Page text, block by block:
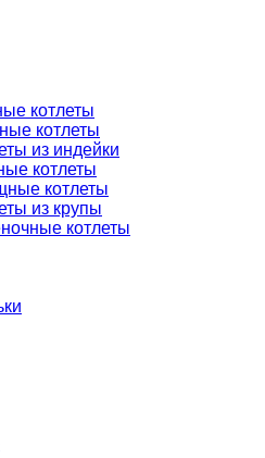
котлеты
котлеты
из индейки
котлеты
котлеты
из крупы
котлеты